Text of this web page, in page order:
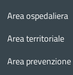
Area ospedaliera
Area territoriale
Area prevenzione